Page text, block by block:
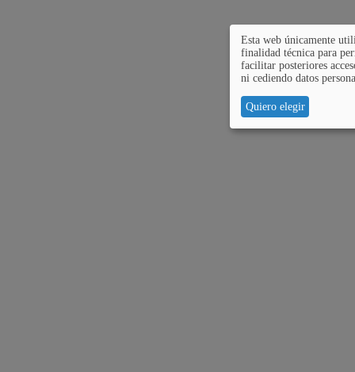
Esta web únicamente
finalidad técnica para
facilitar posteriores
ni cediendo datos
Quiero elegir